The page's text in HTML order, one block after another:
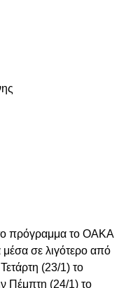
πρόγραμμα το ΟΑΚΑ
μέσα σε λιγότερο από
(23/1) το
Πέμπτη (24/1) το